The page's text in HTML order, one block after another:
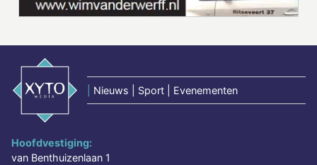
Nieuws | Sport | Evenementen
Hoofdvestiging:
van Benthuizenlaan 1